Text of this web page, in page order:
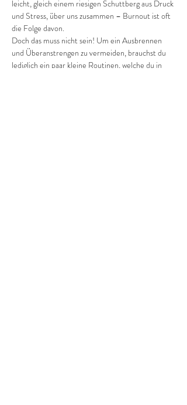
leicht, gleich einem riesigen Schuttberg aus Druck
und Stress, über uns zusammen – Burnout ist oft
die Folge davon.
Doch das muss nicht sein! Um ein Ausbrennen
und Überanstrengen zu vermeiden, brauchst du
lediglich ein paar kleine Routinen, welche du in